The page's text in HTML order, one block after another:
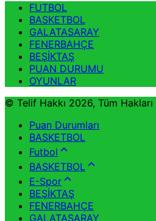
FUTBOL
BASKETBOL
GALATASARAY
FENERBAHÇE
BEŞİKTAŞ
PUAN DURUMU
OYUNLAR
© Telif Hakkı 2026, Tüm Hakları
Puan Durumları
BASKETBOL
Futbol
BASKETBOL
E-Spor
BEŞİKTAŞ
FENERBAHÇE
GALATASARAY